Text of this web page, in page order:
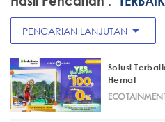
PENCARIAN LANJUTAN arrow_drop_down
Solusi
Hemat